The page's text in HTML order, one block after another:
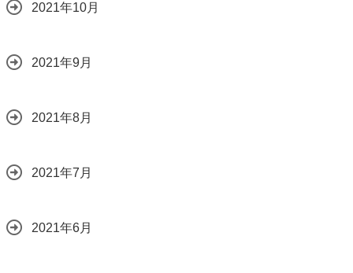
2021年10月
2021年9月
2021年8月
2021年7月
2021年6月